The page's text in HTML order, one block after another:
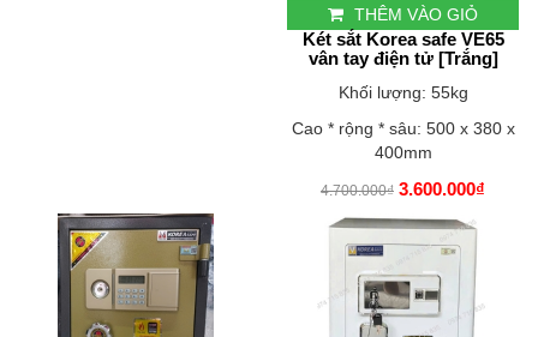
THÊM VÀO GIỎ
Két sắt Korea safe VE65
vân tay điện tử [Trắng]
Khối lượng: 55kg
Cao * rộng * sâu: 500 x 380 x
400mm
4.700.000₫ 3.600.000₫